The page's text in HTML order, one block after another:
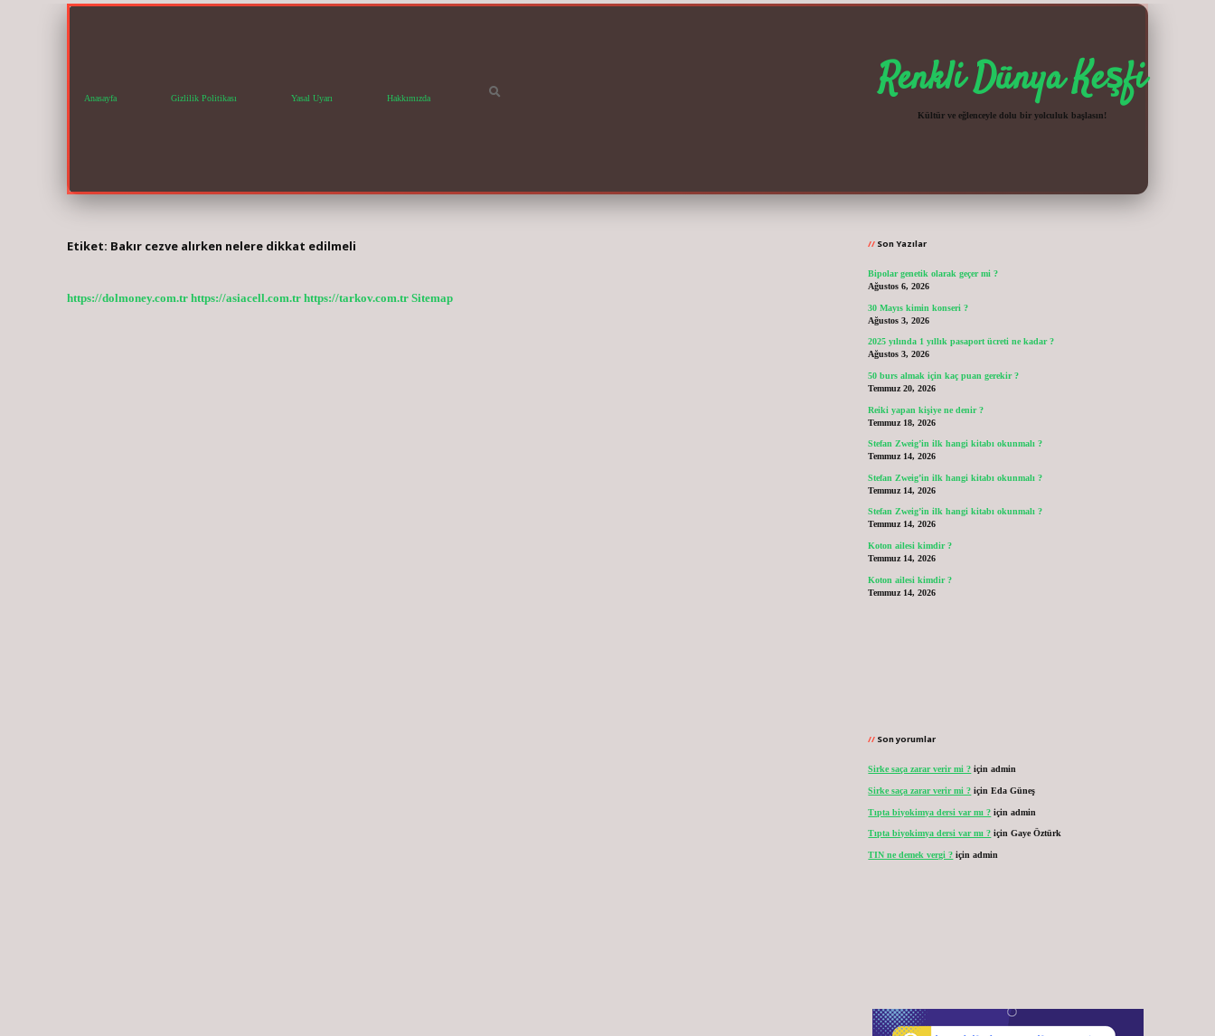
Anasayfa Gizlilik Politikası Yasal Uyarı Hakkımızda Renkli Dünya Keşfi
Kültür ve eğlenceyle dolu bir yolculuk başlasın!
Etiket: Bakır cezve alırken nelere dikkat edilmeli
https://dolmoney.com.tr https://asiacell.com.tr https://tarkov.com.tr Sitemap
Sidebar
Son Yazılar
Bipolar genetik olarak geçer mi ?
Ağustos 6, 2026
30 Mayıs kimin konseri ?
Ağustos 3, 2026
2025 yılında 1 yıllık pasaport ücreti ne kadar ?
Ağustos 3, 2026
50 burs almak için kaç puan gerekir ?
Temmuz 20, 2026
Reiki yapan kişiye ne denir ?
Temmuz 18, 2026
Stefan Zweig’in ilk hangi kitabı okunmalı ?
Temmuz 14, 2026
Stefan Zweig’in ilk hangi kitabı okunmalı ?
Temmuz 14, 2026
Stefan Zweig’in ilk hangi kitabı okunmalı ?
Temmuz 14, 2026
Koton ailesi kimdir ?
Temmuz 14, 2026
Koton ailesi kimdir ?
Temmuz 14, 2026
Son yorumlar
Sirke saça zarar verir mi ? içinadmin
Sirke saça zarar verir mi ? içinEda Güneş
Tıpta biyokimya dersi var mı ? içinadmin
Tıpta biyokimya dersi var mı ? içinGaye Öztürk
TIN ne demek vergi ? içinadmin